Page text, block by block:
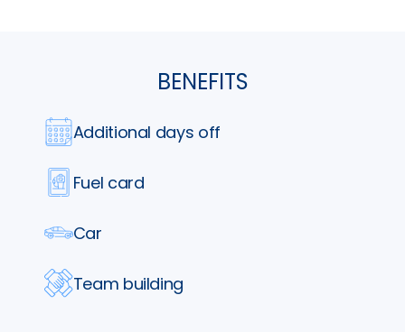
BENEFITS
Additional days off
Fuel card
Car
Team building